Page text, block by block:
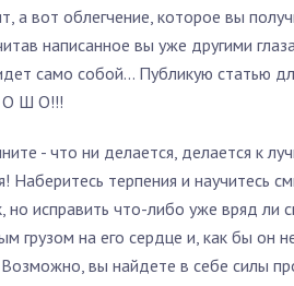
а вот облегчение, которое вы
написанное вы уже другими
само собой... Публикую статью
О Ш О!!!
- что ни делается, делается к
Наберитесь терпения и научитесь
но исправить что-либо уже вряд ли
грузом на его сердце и, как бы он
вы найдете в себе силы